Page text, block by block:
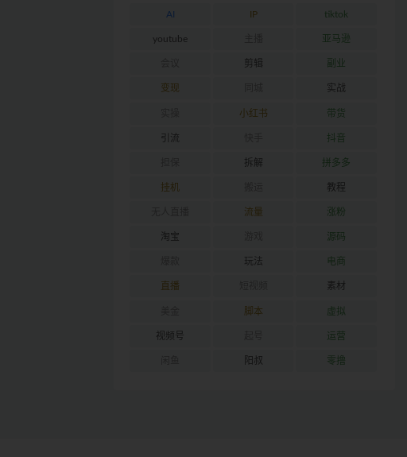
AI IP tiktok
youtube 亚马逊
剪辑 副业
变现 实战
小红书 带货
引流 抖音
拆解 拼多多
挂机 教程
流量 涨粉
淘宝 源码
玩法 电商
直播 素材
脚本 虚拟
视频号 运营
阳叔 零撸